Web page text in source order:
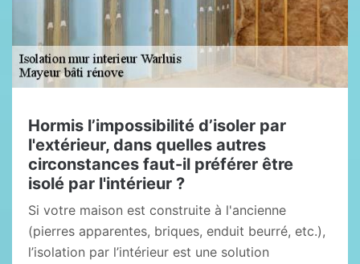
Hormis l’impossibilité d’isoler par
l'extérieur, dans quelles autres
circonstances faut-il préférer être
isolé par l'intérieur ?
Si votre maison est construite à l'ancienne
(pierres apparentes, briques, enduit beurré, etc.),
l’isolation par l’intérieur est une solution